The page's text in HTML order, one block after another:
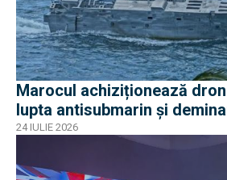
Marocul achiziționează
lupta antisubmarin și
24 IULIE 2026